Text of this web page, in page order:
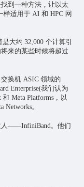
到一种方法，让以太
样适用于 AI 和 HPC 网
大约 32,000 个计算引
来的某些时候将超过
换机 ASIC 领域的
Enterprise(我们认为
Meta Platforms，以
Networks。
人——InfiniBand。他们